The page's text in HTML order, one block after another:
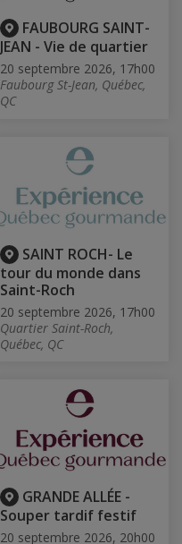
FAUBOURG SAINT-
JEAN - Vie de quartier
20 septembre 2026, 17h00
Faubourg St-Jean, Québec,
QC
SAINT ROCH- Le
tour du monde dans
Saint-Roch
20 septembre 2026, 17h00
Quartier Saint-Roch,
Québec, QC
GRANDE ALLÉE -
Souper tardif festif
20 septembre 2026, 20h00